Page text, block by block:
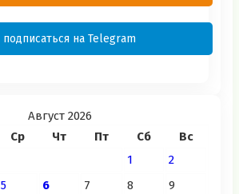
подписаться на Telegram
Август 2026
Ср Чт Пт Сб Вс
1
2
5 6 7 8
9